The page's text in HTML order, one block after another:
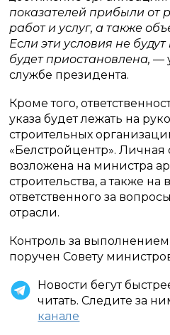
показателей прибыли от
работ и услуг, а также
Если эти условия не
будет приостановлена,—
службе президента.
Кроме того,
указа будет лежать на
строительных
«Белстройцентр». Личная
возложена на министра
строительства, а также
ответственного за
отрасли.
Контроль за
поручен Совету
Новости бегут
читать. Следите за
канале